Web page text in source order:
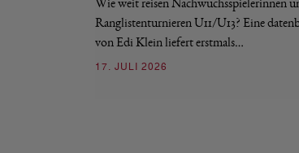
Wie weit reisen Nachwuchsspielerinnen
Ranglistenturnieren U11/U13? Eine
von Edi Klein liefert erstmals…
17. JULI 2026